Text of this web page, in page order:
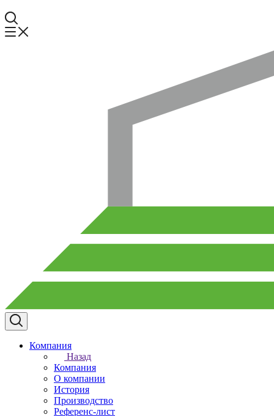
Компания
Назад
Компания
О компании
История
Производство
Референс-лист